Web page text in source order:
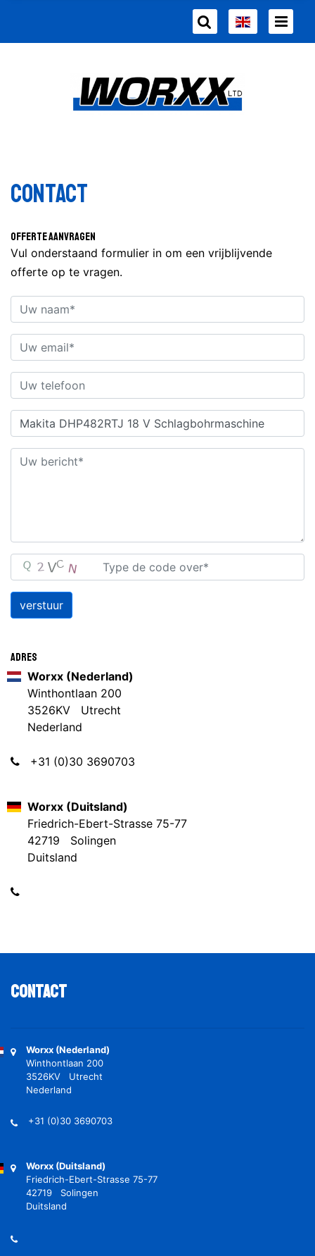
Contact
Offerte aanvragen
Vul onderstaand formulier in om een vrijblijvende
offerte op te vragen.
verstuur
Adres
Worxx (Nederland)
Winthontlaan 200
3526KV Utrecht
Nederland
+31 (0)30 3690703
Worxx (Duitsland)
Friedrich-Ebert-Strasse 75-77
42719 Solingen
Duitsland
Contact
Worxx (Nederland)
Winthontlaan 200
3526KV Utrecht
Nederland
+31 (0)30 3690703
Worxx (Duitsland)
Friedrich-Ebert-Strasse 75-77
42719 Solingen
Duitsland